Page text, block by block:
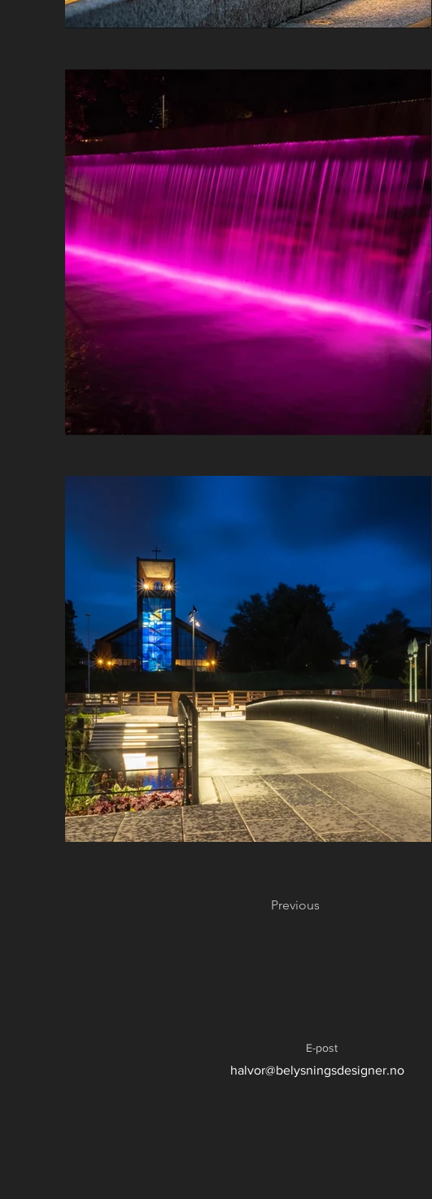
Previous
E-post
halvor@belysningsdesigner.no